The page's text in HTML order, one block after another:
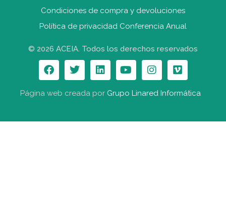
Condiciones de compra y devoluciones
Política de privacidad Conferencia Anual
© 2026 ACEIA. Todos los derechos reservados
Página web creada por Grupo Linared Informática